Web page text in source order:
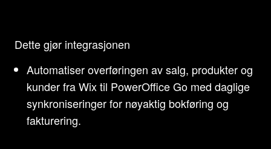
Dette gjør integrasjonen
Automatiser overføringen av salg, produkter og
kunder fra Wix til PowerOffice Go med daglige
synkroniseringer for nøyaktig bokføring og
fakturering.